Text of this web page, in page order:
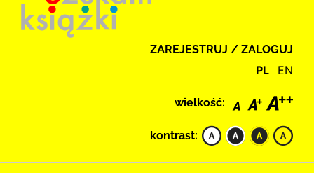
ZAREJESTRUJ / ZALOGUJ
PL EN
wielkość:
kontrast: